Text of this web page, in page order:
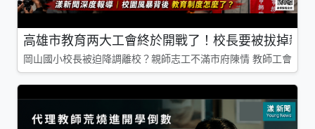
高雄市教育两大工會終於開戰了！校長要被拔掉親
岡山國小校長被迫降調離校？親師志工不滿市府陳情 教師工會槓